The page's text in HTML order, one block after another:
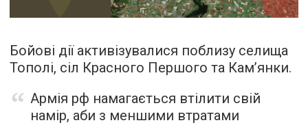
Бойові дії активізувалися поблизу селища
Тополі, сіл Красного Першого та Кам’янки.
Армія рф намагається втілити свій
намір, аби з меншими втратами